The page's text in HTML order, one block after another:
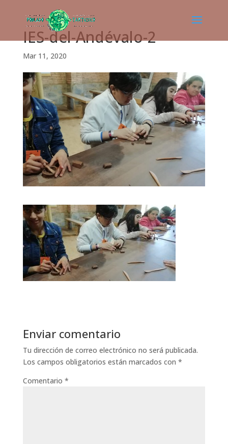
IES-del-Andévalo-2
Mar 11, 2020
Enviar comentario
Tu dirección de correo electrónico no será publicada.
Los campos obligatorios están marcados con *
Comentario *